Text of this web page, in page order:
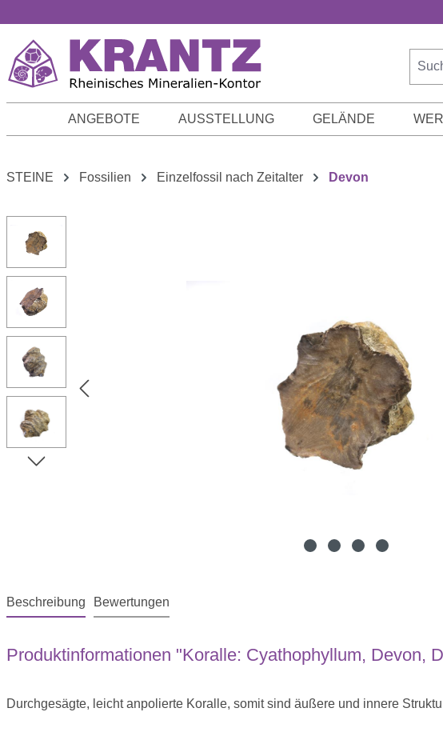
ANGEBOTE AUSSTELLUNG GELÄNDE
STEINE Fossilien Einzelfossil nach Zeitalter Devon
Beschreibung Bewertungen
Produktinformationen "Koralle: Cyathophyllum, Devon,
Durchgesägte, leicht anpolierte Koralle, somit sind äußere und innere